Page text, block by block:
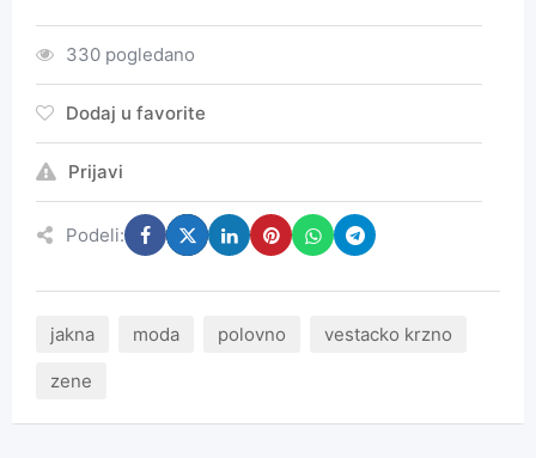
330 pogledano
Dodaj u favorite
Prijavi
Podeli:
jakna moda polovno vestacko krzno
zene